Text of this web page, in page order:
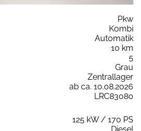
Pkw
Kombi
Automatik
10 km
5
Grau
Zentrallager
ab ca. 10.08.2026
LRC83080
125 kW / 170 PS